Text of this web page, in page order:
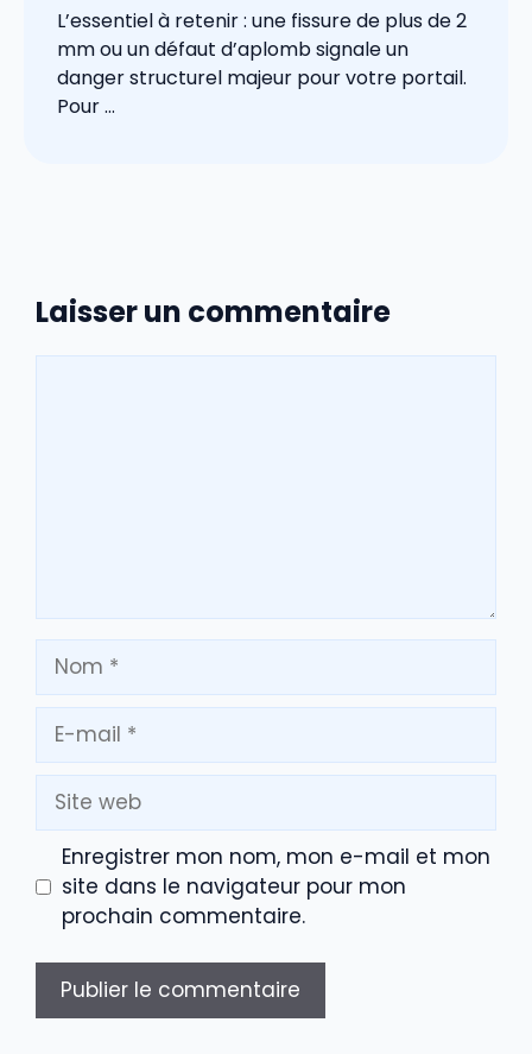
L’essentiel à retenir : une fissure de plus de 2
mm ou un défaut d’aplomb signale un
danger structurel majeur pour votre portail.
Pour ...
Laisser un commentaire
Nom
mail
Site
web
Enregistrer mon nom, mon e-mail et mon
site dans le navigateur pour mon
prochain commentaire.